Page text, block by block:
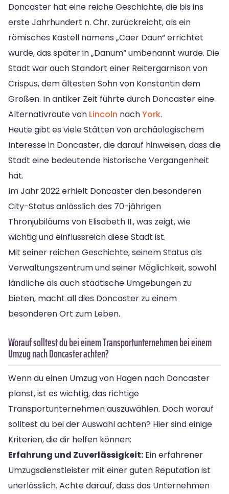
Doncaster hat eine reiche Geschichte, die bis ins
erste Jahrhundert n. Chr. zurückreicht, als ein
römisches Kastell namens „Caer Daun“ errichtet
wurde, das später in „Danum“ umbenannt wurde. Die
Stadt war auch Standort einer Reitergarnison von
Crispus, dem ältesten Sohn von Konstantin dem
Großen. In antiker Zeit führte durch Doncaster eine
Alternativroute von Lincoln nachYork.
Heute gibt es viele Stätten von archäologischem
Interesse in Doncaster, die darauf hinweisen, dass die
Stadt eine bedeutende historische Vergangenheit
hat.
Im Jahr 2022 erhielt Doncaster den besonderen
City-Status anlässlich des 70-jährigen
Thronjubiläums von Elisabeth II., was zeigt, wie
wichtig und einflussreich diese Stadt ist.
Mit seiner reichen Geschichte, seinem Status als
Verwaltungszentrum und seiner Möglichkeit, sowohl
ländliche als auch städtische Umgebungen zu
bieten, macht all dies Doncaster zu einem
besonderen Ort zum Leben.
Worauf solltest du bei einem Transportunternehmen bei einem
Umzug nach Doncaster achten?
Wenn du einen Umzug von Hagen nach Doncaster
planst, ist es wichtig, das richtige
Transportunternehmen auszuwählen. Doch worauf
solltest du bei der Auswahl achten? Hier sind einige
Kriterien, die dir helfen können:
Erfahrung und Zuverlässigkeit: Ein erfahrener
Umzugsdienstleister mit einer guten Reputation ist
unerlässlich. Achte darauf, dass das Unternehmen